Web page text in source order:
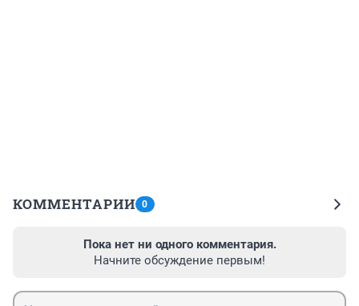
КОММЕНТАРИИ 0
Пока нет ни одного комментария.
Начните обсуждение первым!